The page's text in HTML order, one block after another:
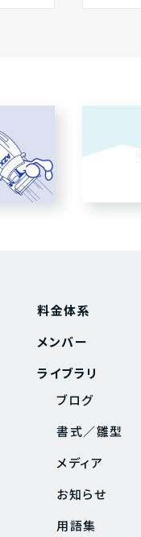
料金体系
メンバー
ライブラリ
ブログ
書式／雛型
メディア
お知らせ
用語集